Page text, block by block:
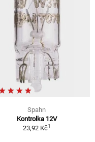
Spahn
Kontrolka 12V
23,92 Kč1